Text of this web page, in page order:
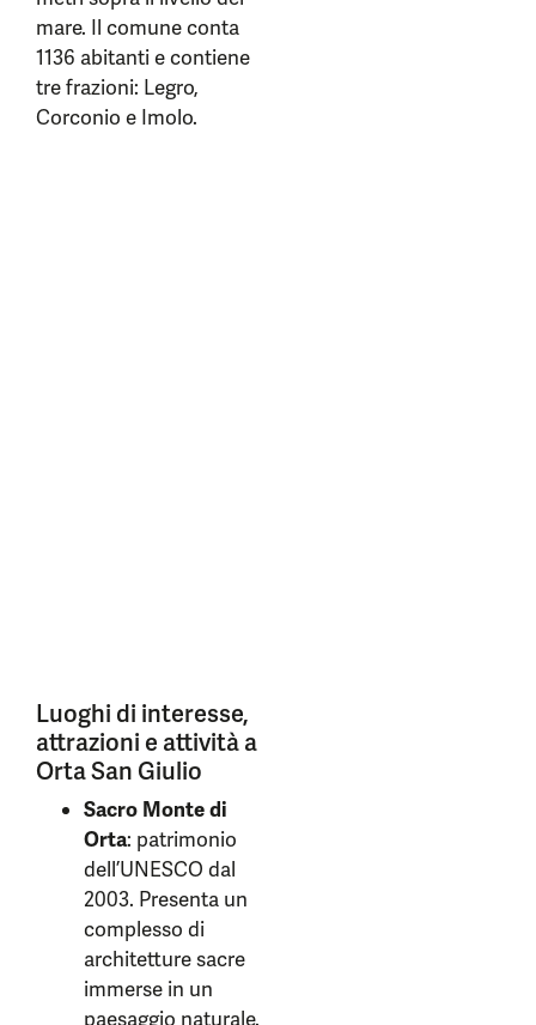
mare. Il comune conta
1136 abitanti e contiene
tre frazioni: Legro,
Corconio e Imolo.
Luoghi di interesse,
attrazioni e attività a
Orta San Giulio
Sacro Monte di
Orta: patrimonio
dell’UNESCO dal
2003. Presenta un
complesso di
architetture sacre
immerse in un
paesaggio naturale.